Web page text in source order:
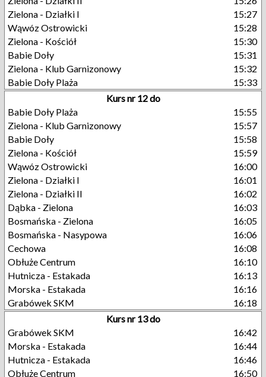
Zielona - Działki I
15:27
Wąwóz Ostrowicki
15:28
Zielona - Kościół
15:30
Babie Doły
15:31
Zielona - Klub Garnizonowy
15:32
Babie Doły Plaża
15:33
Kurs nr 12 do
Babie Doły Plaża
15:55
Zielona - Klub Garnizonowy
15:57
Babie Doły
15:58
Zielona - Kościół
15:59
Wąwóz Ostrowicki
16:00
Zielona - Działki I
16:01
Zielona - Działki II
16:02
Dąbka - Zielona
16:03
Bosmańska - Zielona
16:05
Bosmańska - Nasypowa
16:06
Cechowa
16:08
Obłuże Centrum
16:10
Hutnicza - Estakada
16:13
Morska - Estakada
16:16
Grabówek SKM
16:18
Kurs nr 13 do
Grabówek SKM
16:42
Morska - Estakada
16:44
Hutnicza - Estakada
16:46
Obłuże Centrum
16:50